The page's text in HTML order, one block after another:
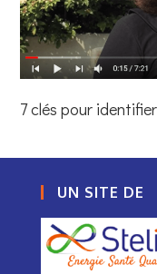
7 clés pour
UN SITE DE